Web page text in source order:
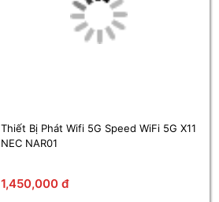
Thiết Bị Phát Wifi 5G Speed WiFi 5G X11
NEC NAR01
1,450,000 đ